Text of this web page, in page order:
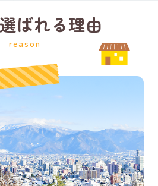
ばれる理由
reason